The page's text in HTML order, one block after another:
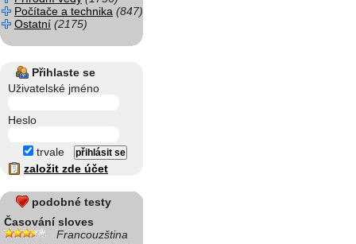
Počítače a technika (847)
Ostatní (2175)
Přihlaste se
Uživatelské jméno
Heslo
trvale
založit zde účet
podobné testy
Časování sloves
Francouzština